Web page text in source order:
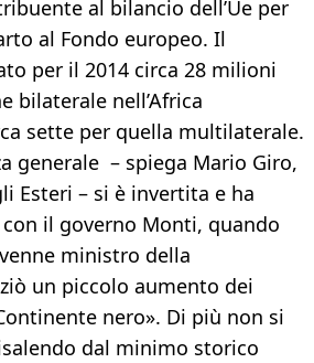
al bilancio dell’Ue per
al Fondo europeo. Il
per il 2014 circa 28 milioni
bilaterale nell’Africa
sette per quella multilaterale.
generale – spiega Mario Giro,
Esteri – si è invertita e ha
il governo Monti, quando
ministro della
un piccolo aumento dei
nero». Di più non si
dal minimo storico